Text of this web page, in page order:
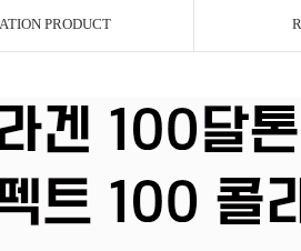
PRODUCT